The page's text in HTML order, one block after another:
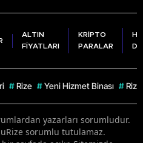
ALTIN
FİYATLARI
KRİPTO
PARALAR
# Rize # Yeni Hizmet Binası #
yazarları sorumludur.
sorumlu tutulamaz.